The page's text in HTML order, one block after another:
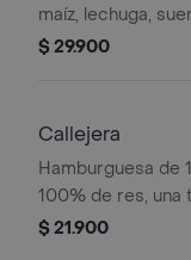
maíz, lechuga,
costeño, salsa
$ 29.900
Callejera
Hamburguesa de
100% de res, una
tipo mozzarella,
$ 21.900